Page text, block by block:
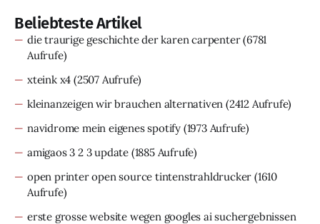
Beliebteste Artikel
die traurige geschichte der karen carpenter(6781
Aufrufe)
xteink x4 (2507 Aufrufe)
kleinanzeigen wir brauchen alternativen (2412 Aufrufe)
navidrome mein eigenes spotify (1973 Aufrufe)
amigaos 3 2 3 update (1885 Aufrufe)
open printer open source tintenstrahldrucker (1610
Aufrufe)
erste grosse website wegen googles ai suchergebnissen